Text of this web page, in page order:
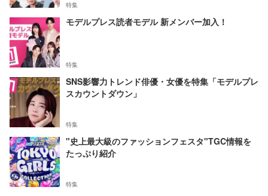
特集
モデルプレス読者モデル 新メンバー加入！
特集
SNS影響力トレンド俳優・女優を特集「モデルプレ
スカウントダウン」
特集
"史上最大級のファッションフェスタ"TGC情報を
たっぷり紹介
特集